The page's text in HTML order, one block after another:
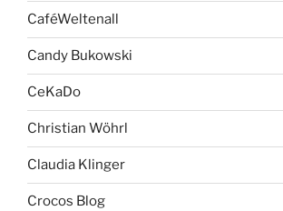
CaféWeltenall
Candy Bukowski
CeKaDo
Christian Wöhrl
Claudia Klinger
Crocos Blog